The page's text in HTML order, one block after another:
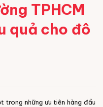
TPHCM
quả cho đô
trong những ưu tiên hàng đầu